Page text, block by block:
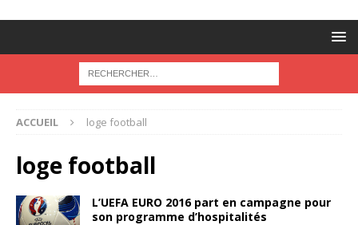
ACCUEIL loge football
loge football
L’UEFA EURO 2016 part en campagne pour
son programme d’hospitalités